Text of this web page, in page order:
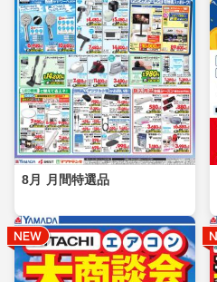
8月 月間特選品